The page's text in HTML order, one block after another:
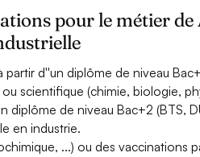
pour le métier de
d''un diplôme de niveau
scientifique (chimie, biologie,
diplôme de niveau Bac+2 (BTS,
en industrie.
...) ou des vaccinations